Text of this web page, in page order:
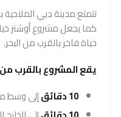
تتمتع مدينة دبي
كما يجعل مشروع أوشنز
حياة فاخر بالقرب من البحر.
يقع المشروع بالقرب
10 دقائق
إلى وسط